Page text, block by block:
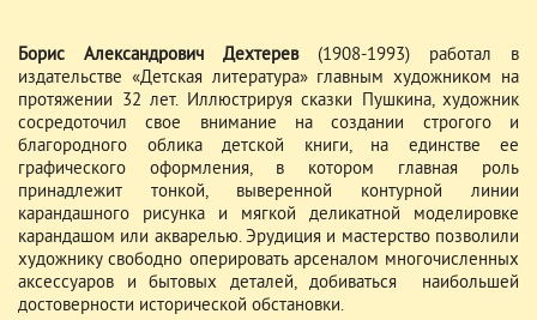
Борис Александрович Дехтерев(1908-1993) работал в
издательстве «Детская литература» главным художником на
протяжении 32 лет. Иллюстрируя сказки Пушкина, художник
сосредоточил свое внимание на создании строгого и
благородного облика детской книги, на единстве ее
графического оформления, в котором главная роль
принадлежит тонкой, выверенной контурной линии
карандашного рисунка и мягкой деликатной моделировке
карандашом или акварелью. Эрудиция и мастерство позволили
художнику свободно оперировать арсеналом многочисленных
аксессуаров и бытовых деталей, добиваться наибольшей
достоверности исторической обстановки.